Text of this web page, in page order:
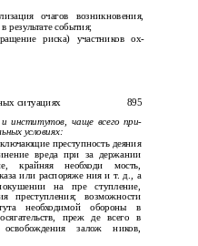
очагов возникновения,
результате события;
риска) участников ох­
ситуациях
895
и институтов, чаще всего при­
условиях:
преступность деяния
вреда при за­ держании
крайняя необходи­ мость,
или распоряже­ ния и т. д., а
на пре­ ступление,
преступления; возможности
необходимой обороны в
преж­ де всего в
освобождения залож­ ников,